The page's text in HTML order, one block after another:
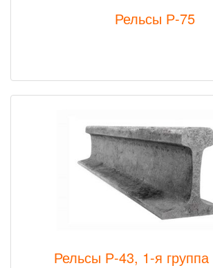
Рельсы Р-75
Рельсы Р-43, 1-я группа